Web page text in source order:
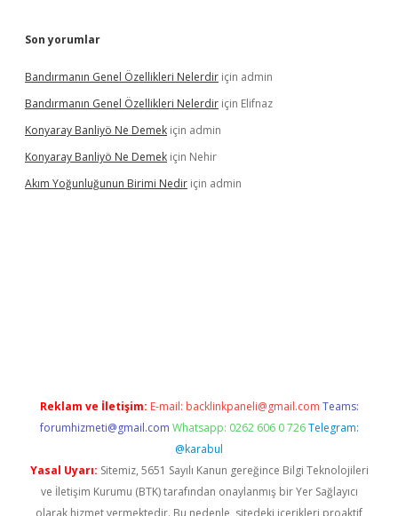
Son yorumlar
Bandırmanın Genel Özellikleri Nelerdir için admin
Bandırmanın Genel Özellikleri Nelerdir için Elifnaz
Konyaray Banliyö Ne Demek için admin
Konyaray Banliyö Ne Demek için Nehir
Akım Yoğunluğunun Birimi Nedir için admin
Reklam ve İletişim: E-mail: backlinkpaneli@gmail.com Teams:
forumhizmeti@gmail.com Whatsapp: 0262 606 0 726 Telegram:
@karabul
Yasal Uyarı: Sitemiz, 5651 Sayılı Kanun gereğince Bilgi Teknolojileri
ve İletişim Kurumu (BTK) tarafından onaylanmış bir Yer Sağlayıcı
olarak hizmet vermektedir. Bu nedenle, sitedeki içerikleri proaktif